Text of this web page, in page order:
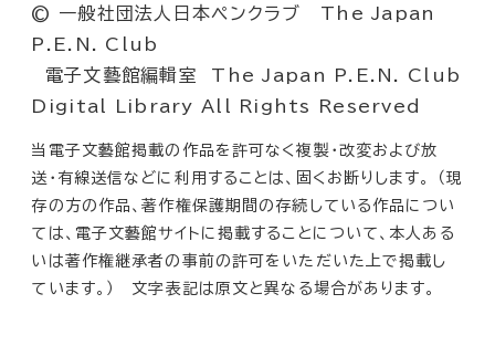
© 一般社団法人日本ペンクラブ The Japan
P.E.N. Club
電子文藝館編輯室 The Japan P.E.N. Club
Digital Library All Rights Reserved
当電子文藝館掲載の作品を許可なく複製・改変および放
送・有線送信などに利用することは、固くお断りします。 （現
存の方の作品、著作権保護期間の存続している作品につい
ては、電子文藝館サイトに掲載することについて、本人ある
いは著作権継承者の事前の許可をいただいた上で掲載し
ています。） 文字表記は原文と異なる場合があります。